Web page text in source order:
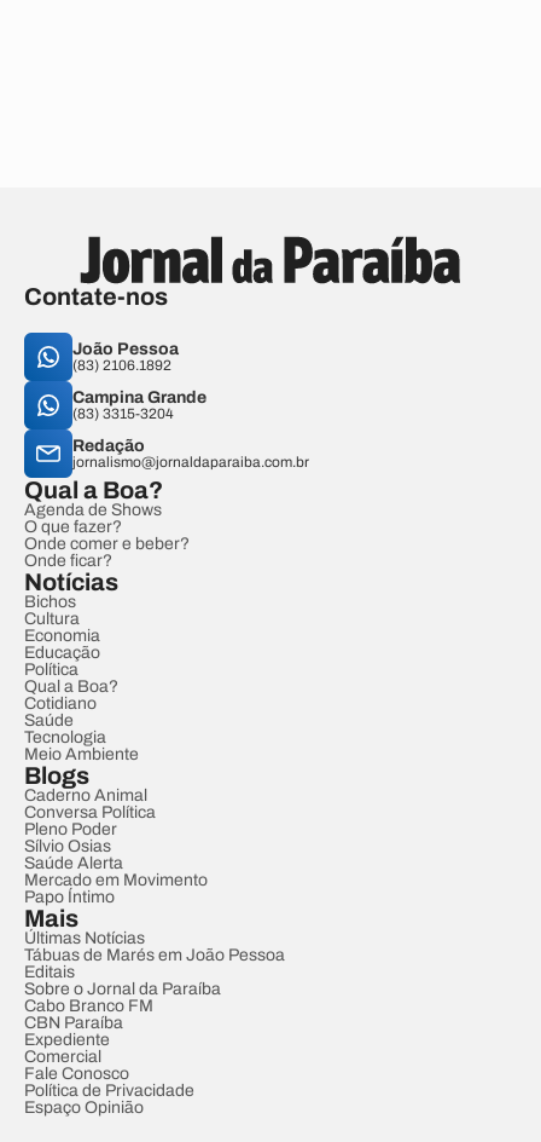
Contate-nos
João Pessoa
(83) 2106.1892
Campina Grande
(83) 3315-3204
Redação
jornalismo@jornaldaparaiba.com.br
Qual a Boa?
Agenda de Shows
O que fazer?
Onde comer e beber?
Onde ficar?
Notícias
Bichos
Cultura
Economia
Educação
Política
Qual a Boa?
Cotidiano
Saúde
Tecnologia
Meio Ambiente
Blogs
Caderno Animal
Conversa Política
Pleno Poder
Sílvio Osias
Saúde Alerta
Mercado em Movimento
Papo Íntimo
Mais
Últimas Notícias
Tábuas de Marés em João Pessoa
Editais
Sobre o Jornal da Paraíba
Cabo Branco FM
CBN Paraíba
Expediente
Comercial
Fale Conosco
Política de Privacidade
Espaço Opinião